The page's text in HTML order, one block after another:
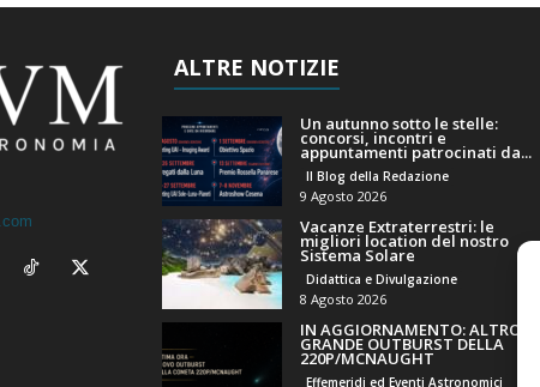
ALTRE NOTIZIE
Un autunno sotto le stelle:
concorsi, incontri e
appuntamenti patrocinati da...
Il Blog della Redazione
9 Agosto 2026
Vacanze Extraterrestri: le
migliori location del nostro
Sistema Solare
Didattica e Divulgazione
8 Agosto 2026
IN AGGIORNAMENTO: ALTRO
GRANDE OUTBURST DELLA
220P/MCNAUGHT
Effemeridi ed Eventi Astronomici